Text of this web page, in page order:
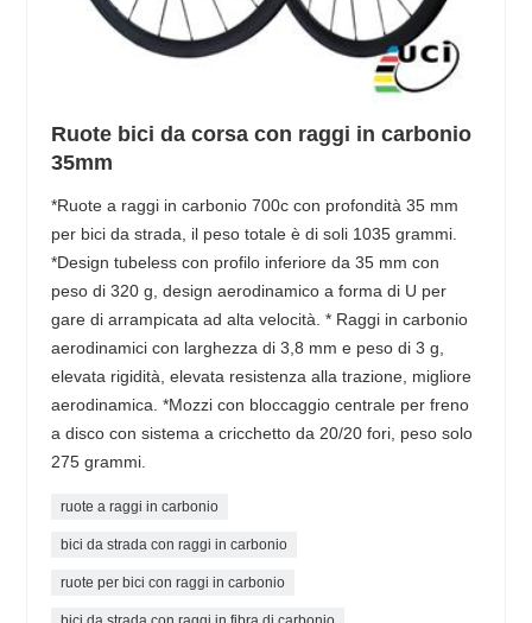
Ruote bici da corsa con raggi in carbonio
35mm
*Ruote a raggi in carbonio 700c con profondità 35 mm
per bici da strada, il peso totale è di soli 1035 grammi.
*Design tubeless con profilo inferiore da 35 mm con
peso di 320 g, design aerodinamico a forma di U per
gare di arrampicata ad alta velocità. * Raggi in carbonio
aerodinamici con larghezza di 3,8 mm e peso di 3 g,
elevata rigidità, elevata resistenza alla trazione, migliore
aerodinamica. *Mozzi con bloccaggio centrale per freno
a disco con sistema a cricchetto da 20/20 fori, peso solo
275 grammi.
ruote a raggi in carbonio
bici da strada con raggi in carbonio
ruote per bici con raggi in carbonio